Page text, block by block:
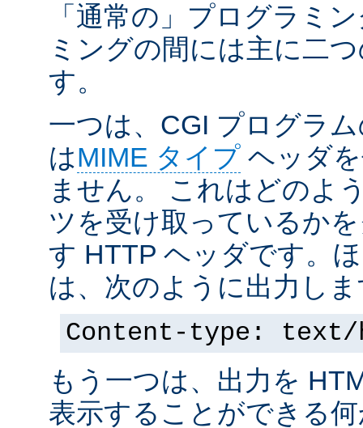
「通常の」プログラミ
ミングの間には主に二
す。
一つは、CGI プログラ
はMIME タイプ ヘッダ
ません。 これはどのよ
ツを受け取っているか
す HTTP ヘッダです。
は、次のように出力し
Content-type: text/
もう一つは、出力を
表示することができる